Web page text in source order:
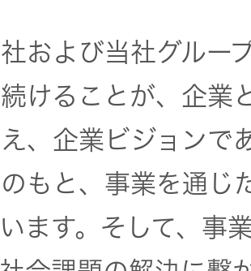
定位
処理
および当社グルー
けることが、企業
、企業ビジョンで
もと、事業を通じ
ます。そして、事